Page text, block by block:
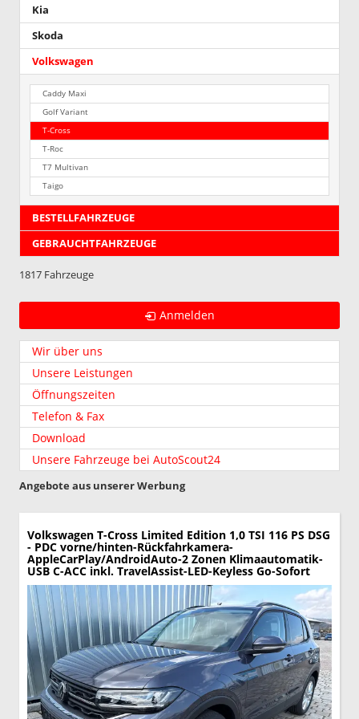
wird.
bitten
!!!
Kia
Skoda
Volkswagen
Caddy Maxi
Golf Variant
T-Cross
T-Roc
T7 Multivan
Taigo
BESTELLFAHRZEUGE
GEBRAUCHTFAHRZEUGE
1817 Fahrzeuge
Anmelden
Wir über uns
Unsere Leistungen
Öffnungszeiten
Telefon & Fax
Download
Unsere Fahrzeuge bei AutoScout24
Angebote aus unserer Werbung
Volkswagen T-Cross Limited Edition 1,0 TSI 116 PS DSG
- PDC vorne/hinten-Rückfahrkamera-
AppleCarPlay/AndroidAuto-2 Zonen Klimaautomatik-
USB C-ACC inkl. TravelAssist-LED-Keyless Go-Sofort